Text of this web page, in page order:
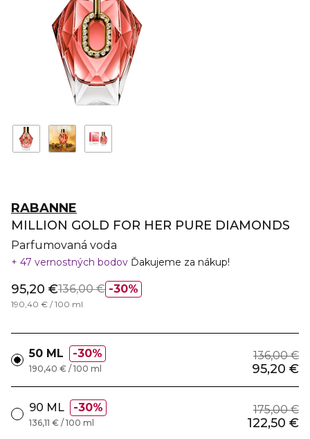
RABANNE
MILLION GOLD FOR HER PURE DIAMONDS
Parfumovaná voda
47 vernostných bodov Ďakujeme za nákup!
30%
95,20 €136,00 €
190,40 € / 100 ml
50 ML 30% 136,00 €
95,20 €
190,40 € / 100 ml
90 ML 30% 175,00 €
122,50 €
136,11 € / 100 ml